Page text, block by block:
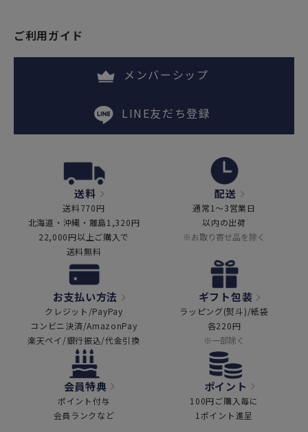
ご利用ガイド
メンバーシップ
LINE友だち登録
送料
送料770円
北海道・沖縄・離島1,320円
22,000円以上ご購入で
送料無料
配送
通常1～3営業日
以内の出荷
※お取り寄せ品を除く
お支払い方法
クレジット/PayPay
コンビニ決済/AmazonPay
楽天ペイ/銀行振込/代金引換
ギフト包装
ラッピング(熨斗)/紙袋
各220円
※一部除く
会員特典
ポイント付与
会員ランクなど
ポイント
100円ご購入毎に
1ポイント進呈